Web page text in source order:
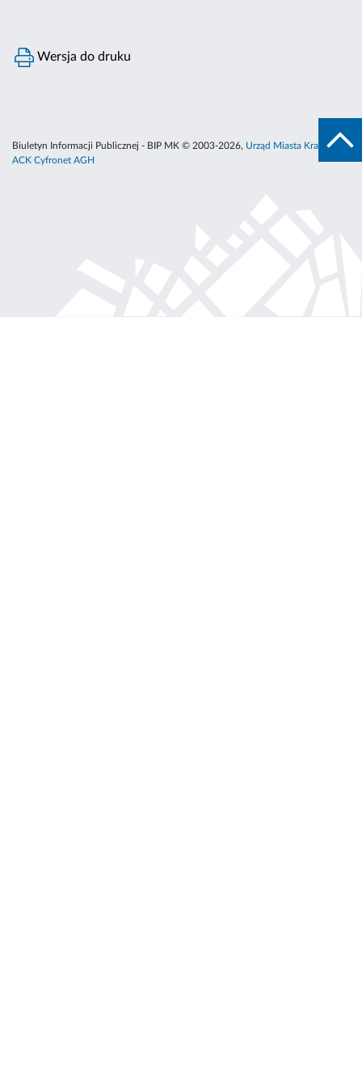
Wersja do druku
Biuletyn Informacji Publicznej - BIP MK © 2003-2026, Urząd Miasta Krakowa
ACK Cyfronet AGH